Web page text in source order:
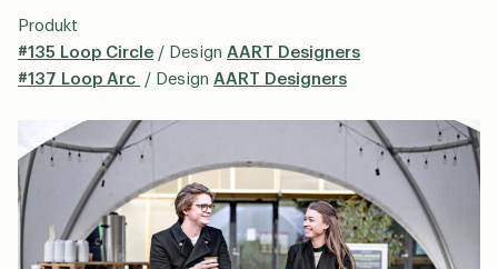
Produkt
#135 Loop Circle / Design AART Designers
#137 Loop Arc / Design AART Designers